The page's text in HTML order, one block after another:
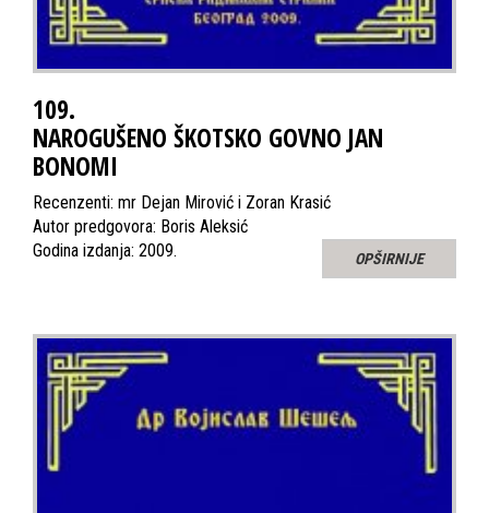
109.
NAROGUŠENO ŠKOTSKO GOVNO JAN
BONOMI
Recenzenti: mr Dejan Mirović i Zoran Krasić
Autor predgovora: Boris Aleksić
Godina izdanja: 2009.
OPŠIRNIJE